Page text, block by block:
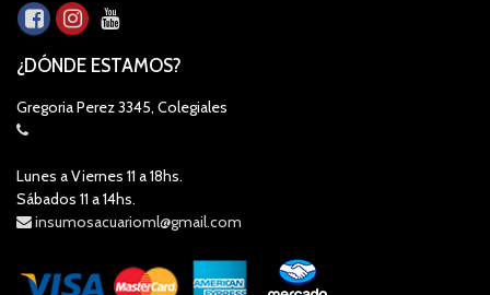
¿DÓNDE ESTAMOS?
Gregoria Perez 3345, Colegiales
Lunes a Viernes 11 a 18hs.
Sábados 11 a 14hs.
insumosacuarioml@gmail.com